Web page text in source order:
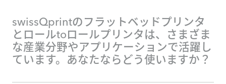
swissQprintのフラットベッドプリンタ
とロールtoロールプリンタは、さまざま
な産業分野やアプリケーションで活躍し
ています。あなたならどう使いますか？